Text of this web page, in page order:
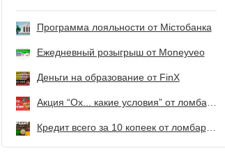
Программа лояльности от Містобанка
Ежедневный розыгрыш от Мoneyveo
Деньги на образование от FinX
Кредит всего за 10 копеек от ломбарда Первый